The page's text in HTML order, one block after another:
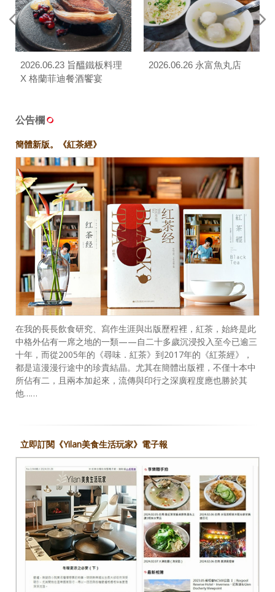
2026.06.23 旨醞鐵板料理
X 格蘭菲迪餐酒饗宴
2026.06.26 永富魚丸店
公告欄
簡體新版。《紅茶經》
在我的長長飲食研究、寫作生涯與出版歷程裡，紅茶，始終是此
中格外佔有一席之地的一類——自二十多歲沉浸投入至今已逾三
十年，而從2005年的《尋味．紅茶》到2017年的《紅茶經》，
都是這漫漫行途中的珍貴結晶。尤其在簡體出版裡，不僅十本中
所佔有二，且兩本加起來，流傳與印行之深廣程度應也勝於其
他……
立即訂閱《Yilan美食生活玩家》電子報